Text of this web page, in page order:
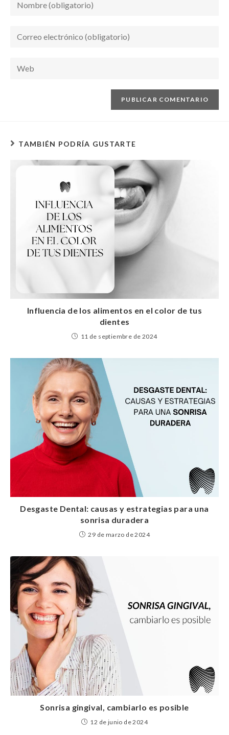
TAMBIÉN PODRÍA GUSTARTE
Influencia de los alimentos en el color de tus
dientes
11 de septiembre de 2024
Desgaste Dental: causas y estrategias para una
sonrisa duradera
29 de marzo de 2024
Sonrisa gingival, cambiarlo es posible
12 de junio de 2024